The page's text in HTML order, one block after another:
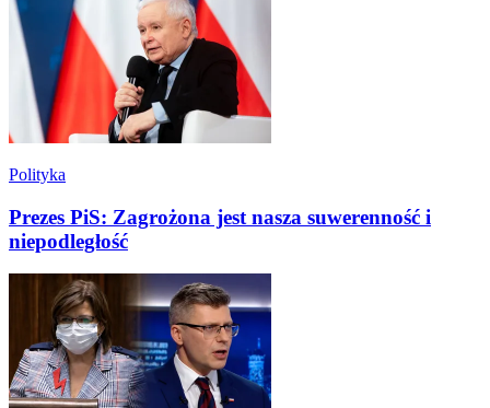
Polityka
Prezes PiS: Zagrożona jest nasza suwerenność i
niepodległość